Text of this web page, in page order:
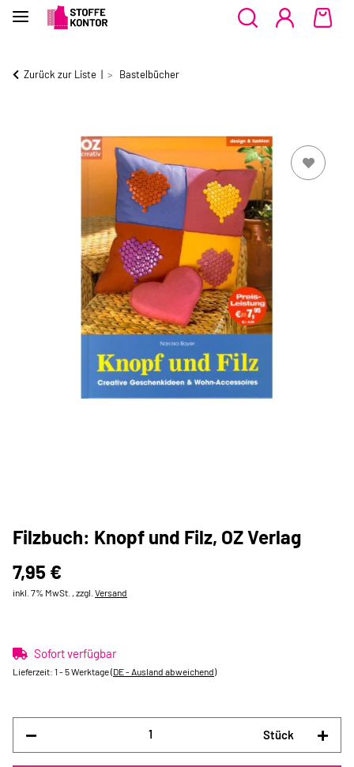
Zurück zur Liste Bastelbücher
Filzbuch: Knopf und Filz, OZ Verlag
7,95 €
inkl. 7% MwSt. , zzgl. Versand
Sofort verfügbar
Lieferzeit: 1 - 5 Werktage(DE - Ausland abweichend)
Stück